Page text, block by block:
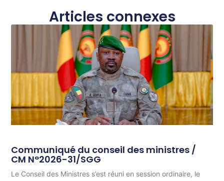
Articles connexes
Communiqué du conseil des ministres /
CM N°2026-31/SGG
Le Conseil des Ministres s’est réuni en session ordinaire, le